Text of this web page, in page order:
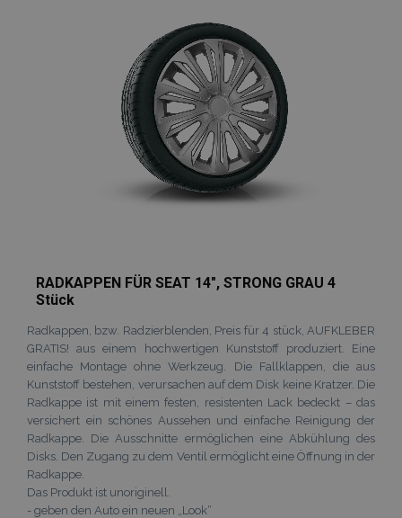
RADKAPPEN FÜR SEAT 14", STRONG GRAU 4
Stück
Radkappen, bzw. Radzierblenden, Preis für 4 stück, AUFKLEBER
GRATIS! aus einem hochwertigen Kunststoff produziert. Eine
einfache Montage ohne Werkzeug. Die Fallklappen, die aus
Kunststoff bestehen, verursachen auf dem Disk keine Kratzer. Die
Radkappe ist mit einem festen, resistenten Lack bedeckt – das
versichert ein schönes Aussehen und einfache Reinigung der
Radkappe. Die Ausschnitte ermöglichen eine Abkühlung des
Disks. Den Zugang zu dem Ventil ermöglicht eine Öffnung in der
Radkappe.
Das Produkt ist unoriginell.
- geben den Auto ein neuen „Look“